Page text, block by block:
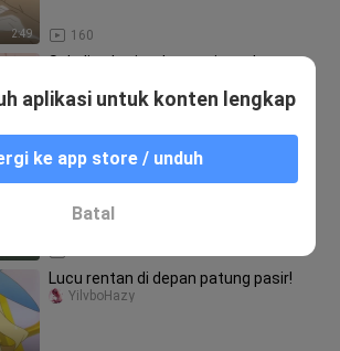
2:49 160
Sekali sehari, selamat tinggal tuan
Inventarisasi adegan terkenal Kangna
XueleiOgreEater
Lucu rentan di depan patung pasir!
YilvboHazy
aplikasi untuk konten lengkap
ke app store / unduh
Batal